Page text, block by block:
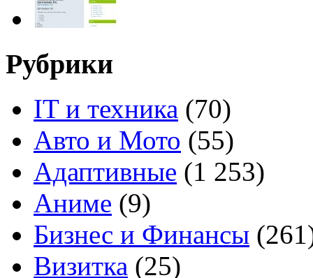
Рубрики
IT и техника (70)
Авто и Мото (55)
Адаптивные (1 253)
Аниме (9)
Бизнес и Финансы
Визитка (25)